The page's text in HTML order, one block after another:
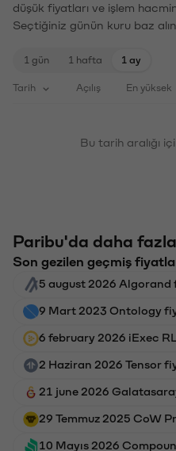
düşük fiyatları ve işlem
Seçtiğiniz günün kuru baz
1 gün 1 hafta 1 ay
Tarih Açılış En yüksek
Bu tarih aralığı
Paribu'da daha
Son gezilen geçmiş
5 august 2026 Algorand
9 Mart 2023 Ontology
6 february 2026 iExec
2 Haziran 2026 Tensor
21 june 2026
29 Temmuz 2025 CoW
10 Mayıs 2026